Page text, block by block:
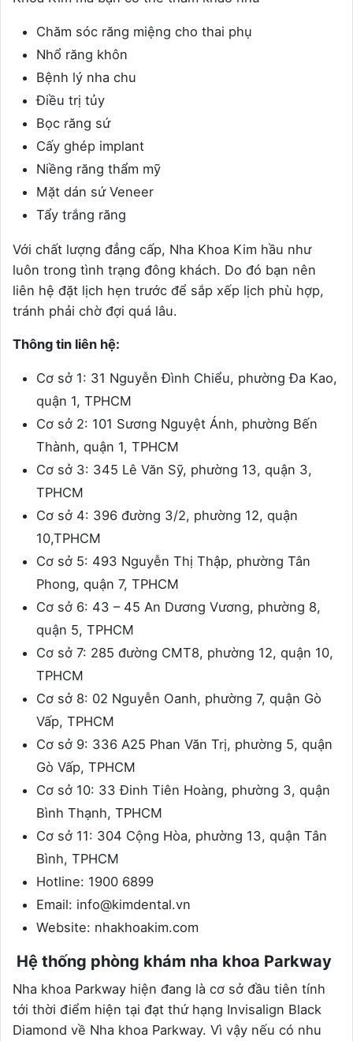
Chăm sóc răng miệng cho thai phụ
Nhổ răng khôn
Bệnh lý nha chu
Điều trị tủy
Bọc răng sứ
Cấy ghép implant
Niềng răng thẩm mỹ
Mặt dán sứ Veneer
Tẩy trắng răng
Với chất lượng đẳng cấp, Nha Khoa Kim hầu như
luôn trong tình trạng đông khách. Do đó bạn nên
liên hệ đặt lịch hẹn trước để sắp xếp lịch phù hợp,
tránh phải chờ đợi quá lâu.
Thông tin liên hệ:
Cơ sở 1: 31 Nguyễn Đình Chiểu, phường Đa Kao,
quận 1, TPHCM
Cơ sở 2: 101 Sương Nguyệt Ánh, phường Bến
Thành, quận 1, TPHCM
Cơ sở 3: 345 Lê Văn Sỹ, phường 13, quận 3,
TPHCM
Cơ sở 4: 396 đường 3/2, phường 12, quận
10,TPHCM
Cơ sở 5: 493 Nguyễn Thị Thập, phường Tân
Phong, quận 7, TPHCM
Cơ sở 6: 43 – 45 An Dương Vương, phường 8,
quận 5, TPHCM
Cơ sở 7: 285 đường CMT8, phường 12, quận 10,
TPHCM
Cơ sở 8: 02 Nguyễn Oanh, phường 7, quận Gò
Vấp, TPHCM
Cơ sở 9: 336 A25 Phan Văn Trị, phường 5, quận
Gò Vấp, TPHCM
Cơ sở 10: 33 Đinh Tiên Hoàng, phường 3, quận
Bình Thạnh, TPHCM
Cơ sở 11: 304 Cộng Hòa, phường 13, quận Tân
Bình, TPHCM
Hotline: 1900 6899
Email: info@kimdental.vn
Website: nhakhoakim.com
Hệ thống phòng khám nha khoa Parkway
Nha khoa Parkway hiện đang là cơ sở đầu tiên tính
tới thời điểm hiện tại đạt thứ hạng Invisalign Black
Diamond về Nha khoa Parkway. Vì vậy nếu có nhu